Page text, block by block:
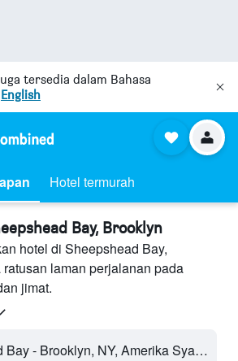
tersedia dalam Bahasa
English
Hotel termurah
Bay, Brooklyn
hotel di Sheepshead Bay,
laman perjalanan pada
jimat.
Sheepshead Bay - Brooklyn, NY, Amerika Syarikat